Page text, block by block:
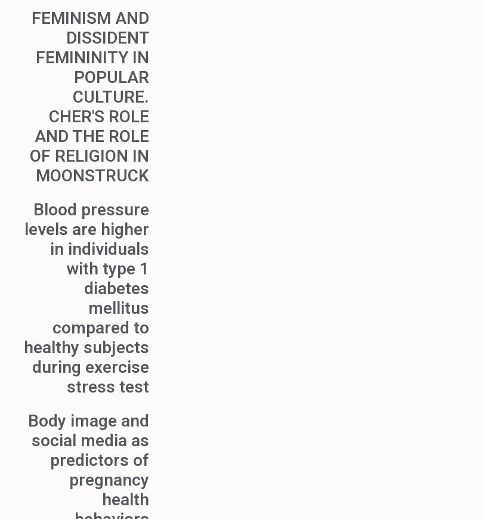
FEMINISM AND
DISSIDENT
FEMININITY IN
POPULAR
CULTURE.
CHER'S ROLE
AND THE ROLE
OF RELIGION IN
MOONSTRUCK
Blood pressure
levels are higher
in individuals
with type 1
diabetes
mellitus
compared to
healthy subjects
during exercise
stress test
Body image and
social media as
predictors of
pregnancy
health